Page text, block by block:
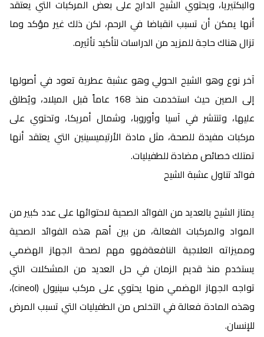
والبكتيريا، ويحتوي الشيح الدارج على بعض المركبات التي يعتقد
أنها يمكن أن تسبب انقباضا في الرحم، لكن ذلك غير مؤكد وما
تزال هناك حاجة للمزيد من الدراسات لتأكيد تأثيره.
آخر نوع وهو الشيح الحولي وهو عشبة عطرية تعود في أصولها
إلى الصين حيث استخدمت منذ 168 عاماً قبل الميلاد، ويُطلق
عليها، وتنتشر في آسيا وأوروبا، وشمال أمريكا، وتحتوي على
مركبات مفيدة للصحة، مثل مادة الأرتيميسينين التي يعتقد أنها
تمتلك خصائص مضادة للطفيليات.
فوائد تناول عشبة الشيح
يمتاز الشيح بالعديد من الفوائد الصحية لاحتوائها على عدد كبير من
المواد والمركبات الفعالة، من بين أهم هذه الفوائد الصحية
ومميزاته العلاجية النافعةفهو مهم لصحة الجهاز الهضمي
يستخدم منذ قديم الزمان في حل العديد من المشكلات التي
تواجه الجهاز الهضمي منها يحتوي على مركب سينيول (cineol)،
وهذه المادة فعالة في التخلص من الطفيليات التي تسبب المرض
للإنسان.